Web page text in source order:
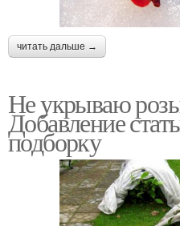
читать дальше →
Не укрываю
Добавление
подборку